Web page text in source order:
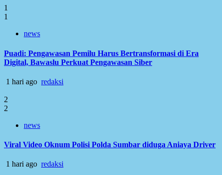
1
1
news
Puadi: Pengawasan Pemilu Harus Bertransformasi di Era
Digital, Bawaslu Perkuat Pengawasan Siber
1 hari ago redaksi
2
2
news
Viral Video Oknum Polisi Polda Sumbar diduga Aniaya Driver
1 hari ago redaksi